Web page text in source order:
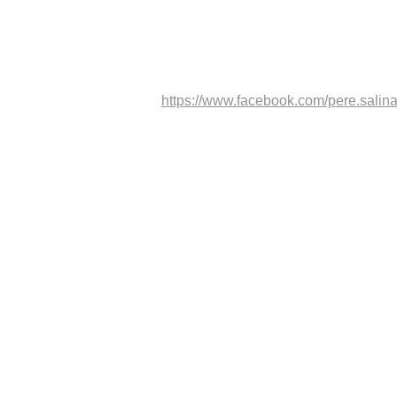
https://www.facebook.com/